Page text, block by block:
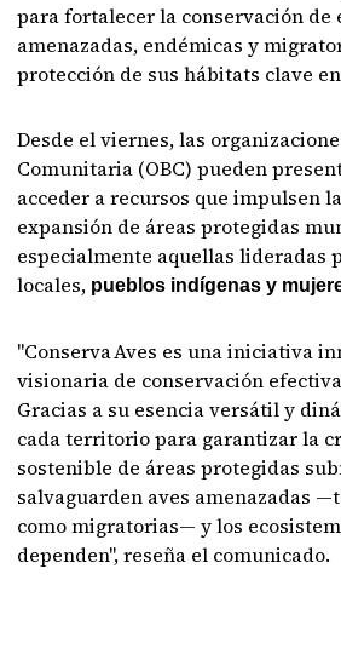
para fortalecer la conservación de
amenazadas, endémicas y
protección de sus hábitats clave
Desde el viernes, las
Comunitaria (OBC) pueden
acceder a recursos que impulsen
expansión de áreas protegidas
especialmente aquellas lideradas
locales, pueblos indígenas y
"Conserva Aves es una iniciativa
visionaria de conservación
Gracias a su esencia versátil y
cada territorio para garantizar la
sostenible de áreas protegidas
salvaguarden aves amenazadas
como migratorias— y los
dependen", reseña el comunicado.